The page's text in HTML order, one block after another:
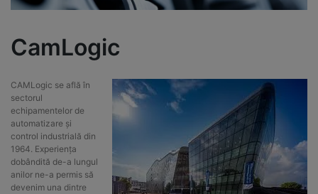
CamLogic
CAMLogic se află în
sectorul
echipamentelor de
automatizare și
control industrială din
1964. Experiența
dobândită de-a lungul
anilor ne-a permis să
devenim una dintre